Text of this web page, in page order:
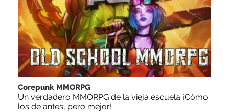
Corepunk MMORPG
Un verdadero MMORPG de la vieja escuela ¡Cómo
los de antes, pero mejor!